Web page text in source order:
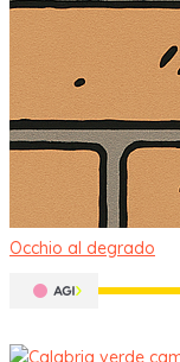
Occhio al degrado